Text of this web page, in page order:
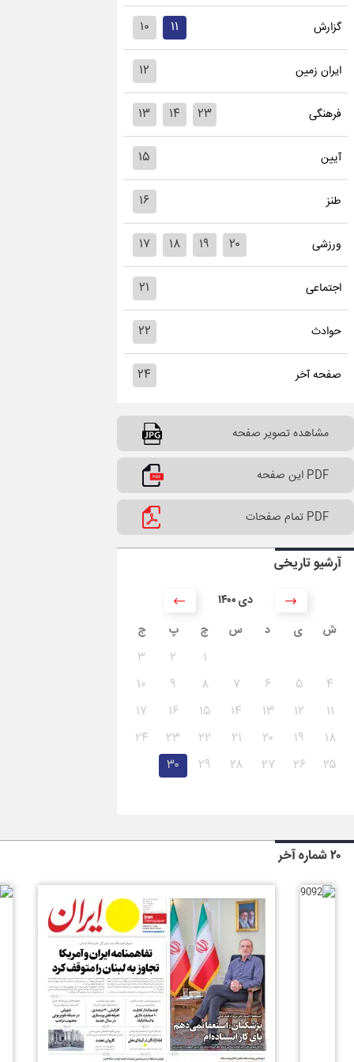
گزارش ۱۰ ۱۱
ایران زمین ۱۲
فرهنگی ۱۳ ۱۴ ۲۳
آیین ۱۵
طنز ۱۶
ورزشی ۱۷ ۱۸ ۱۹ ۲۰
اجتماعی ۲۱
حوادث ۲۲
صفحه آخر ۲۴
مشاهده تصویر صفحه
PDF این صفحه
PDF تمام صفحات
آرشیو تاریخی
۱۴۰۰ دی
ش
ی د س چ پ ج
۱ ۲
۳
۴
۵ ۶ ۷ ۸ ۹
۱۰
۱۱
۱۲ ۱۳ ۱۴ ۱۵ ۱۶
۱۷
۱۸
۱۹ ۲۰ ۲۱ ۲۲ ۲۳
۲۴
۲۵
۲۶ ۲۷ ۲۸ ۲۹ ۳۰
۲۰ شماره آخر